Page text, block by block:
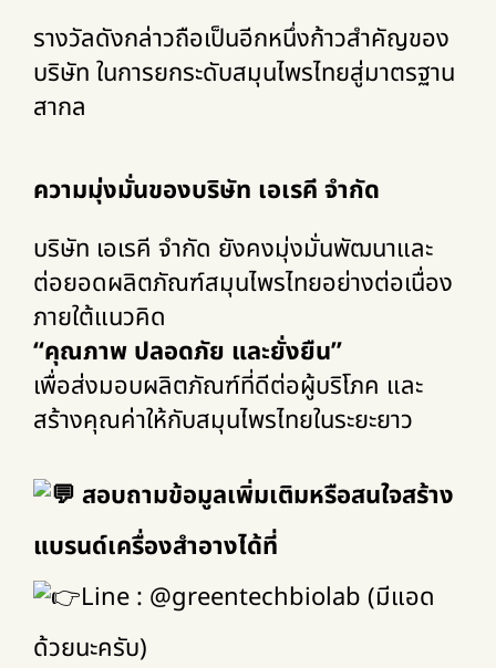
รางวัลดังกล่าวถือเป็นอีกหนึ่งก้าวสำคัญของ
บริษัท ในการยกระดับสมุนไพรไทยสู่มาตรฐาน
สากล
ความมุ่งมั่นของบริษัท เอเรคี จำกัด
บริษัท เอเรคี จำกัด ยังคงมุ่งมั่นพัฒนาและ
ต่อยอดผลิตภัณฑ์สมุนไพรไทยอย่างต่อเนื่อง
ภายใต้แนวคิด
“คุณภาพ ปลอดภัย และยั่งยืน”
เพื่อส่งมอบผลิตภัณฑ์ที่ดีต่อผู้บริโภค และ
สร้างคุณค่าให้กับสมุนไพรไทยในระยะยาว
สอบถามข้อมูลเพิ่มเติมหรือสนใจสร้าง
แบรนด์เครื่องสำอางได้ที่
Line : @greentechbiolab (มีแอด
ด้วยนะครับ)